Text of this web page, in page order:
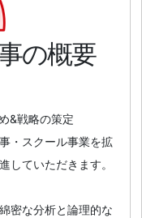
の概要
&戦略の策定
・スクール事業を拡
していただきます。
密な分析と論理的な